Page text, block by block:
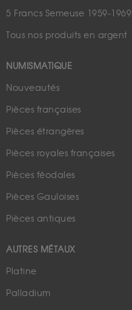
5 Francs Semeuse 1959-1969
Tous nos produits en argent
NUMISMATIQUE
Nouveautés
Pièces françaises
Pièces étrangères
Pièces royales françaises
Pièces féodales
Pièces Gauloises
Pièces antiques
AUTRES MÉTAUX
Platine
Palladium